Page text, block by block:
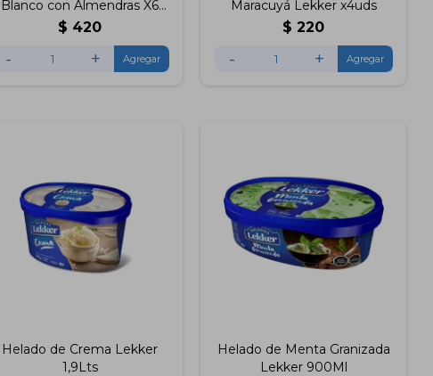
Blanco con Almendras X6
Lekker
$ 420
- +
Maracuyá Lekker x4uds
$ 220
- +
Helado de Crema Lekker
1,9Lts
Helado de Menta Granizada
Lekker 900Ml